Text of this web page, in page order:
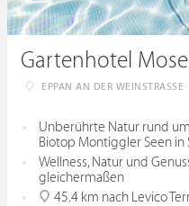
Gartenhotel
EPPAN AN DER WEINSTRASSE
Unberührte Natur rund
Biotop Montiggler Seen in
Wellness, Natur und
gleichermaßen
45.4 km nach Levico